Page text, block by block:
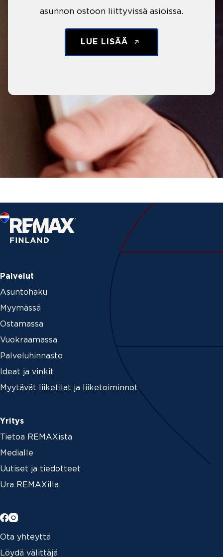
asunnon ostoon liittyvissä asioissa.
LUE LISÄÄ
Palvelut
Asuntohaku
Myymässä
Ostamassa
Vuokraamassa
Palveluhinnasto
Ideat ja vinkit
Myytävät liiketilat ja liiketoiminnot
Yritys
Tietoa REMAXista
Medialle
Uutiset ja tiedotteet
Ura REMAXilla
Ota yhteyttä
Löydä välittäjä